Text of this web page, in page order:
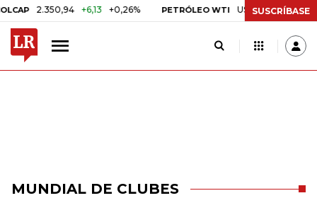
2.350,94 +6,13 +0,26% PETRÓLEO WTI US$ 78,18 US$ 0,17
SUSCRÍBASE
MUNDIAL DE CLUBES